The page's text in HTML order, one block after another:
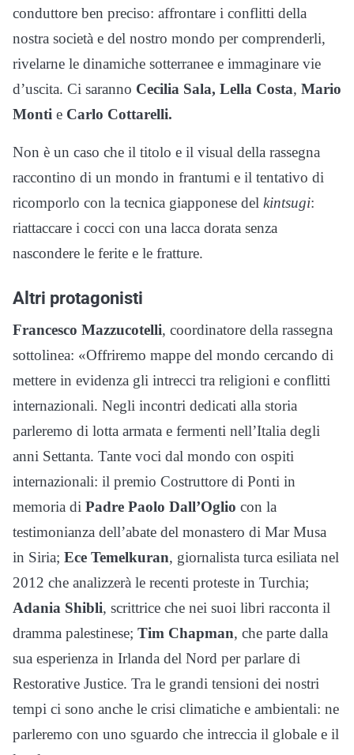
conduttore ben preciso: affrontare i conflitti della
nostra società e del nostro mondo per comprenderli,
rivelarne le dinamiche sotterranee e immaginare vie
d’uscita. Ci saranno Cecilia Sala, Lella Costa, Mario
Monti e Carlo Cottarelli.
Non è un caso che il titolo e il visual della rassegna
raccontino di un mondo in frantumi e il tentativo di
ricomporlo con la tecnica giapponese del kintsugi:
riattaccare i cocci con una lacca dorata senza
nascondere le ferite e le fratture.
Altri protagonisti
Francesco Mazzucotelli, coordinatore della rassegna
sottolinea: «Offriremo mappe del mondo cercando di
mettere in evidenza gli intrecci tra religioni e conflitti
internazionali. Negli incontri dedicati alla storia
parleremo di lotta armata e fermenti nell’Italia degli
anni Settanta. Tante voci dal mondo con ospiti
internazionali: il premio Costruttore di Ponti in
memoria di Padre Paolo Dall’Oglio con la
testimonianza dell’abate del monastero di Mar Musa
in Siria; Ece Temelkuran, giornalista turca esiliata nel
2012 che analizzerà le recenti proteste in Turchia;
Adania Shibli, scrittrice che nei suoi libri racconta il
dramma palestinese; Tim Chapman, che parte dalla
sua esperienza in Irlanda del Nord per parlare di
Restorative Justice. Tra le grandi tensioni dei nostri
tempi ci sono anche le crisi climatiche e ambientali: ne
parleremo con uno sguardo che intreccia il globale e il